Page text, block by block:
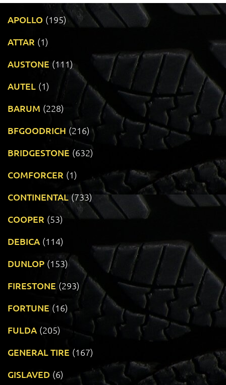
APOLLO (195)
ATTAR (1)
AUSTONE (111)
AUTEL (1)
BARUM (228)
BFGOODRICH (216)
BRIDGESTONE (632)
COMFORCER (1)
CONTINENTAL (733)
COOPER (53)
DEBICA (114)
DUNLOP (153)
FIRESTONE (293)
FORTUNE (16)
FULDA (205)
GENERAL TIRE (167)
GISLAVED (6)